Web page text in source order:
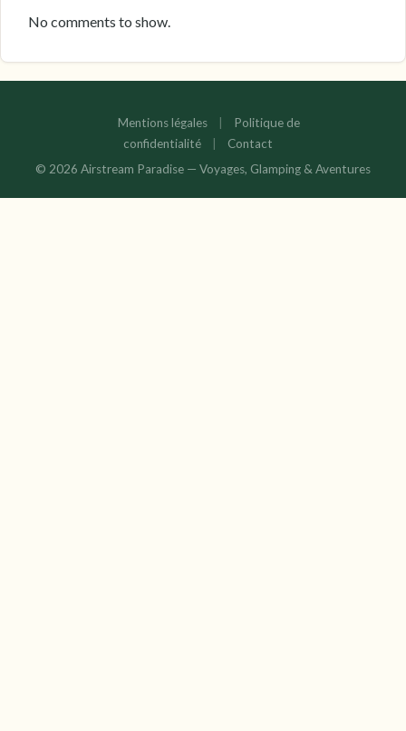
No comments to show.
Mentions légales
Politique de
confidentialité
Contact
© 2026 Airstream Paradise — Voyages, Glamping & Aventures